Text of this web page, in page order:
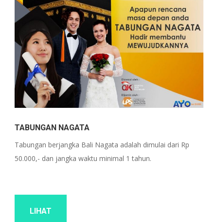
TABUNGAN NAGATA
Tabungan berjangka Bali Nagata adalah dimulai dari Rp
50.000,- dan jangka waktu minimal 1 tahun.
LIHAT